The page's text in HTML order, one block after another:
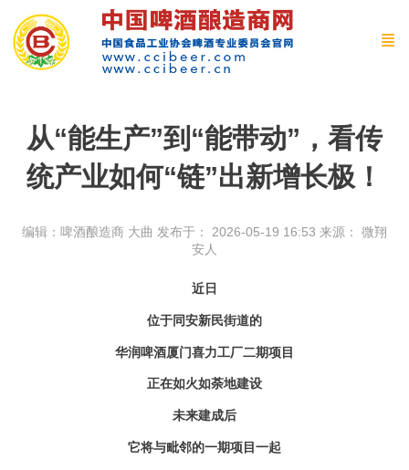
从“能生产”到“能带动”，看传
统产业如何“链”出新增长极！
编辑：啤酒酿造商 大曲 发布于： 2026-05-19 16:53 来源： 微翔
安人
近日
位于同安新民街道的
华润啤酒厦门喜力工厂二期项目
正在如火如荼地建设
未来建成后
它将与毗邻的一期项目一起